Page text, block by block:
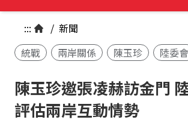
::: / 新聞
統戰
兩岸關係 陳玉珍 陸委會
陳玉珍邀張凌赫訪金門
評估兩岸互動情勢